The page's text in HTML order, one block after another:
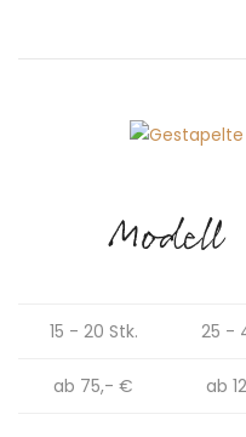
15 - 20 Stk. 25 -
ab 75,- € ab